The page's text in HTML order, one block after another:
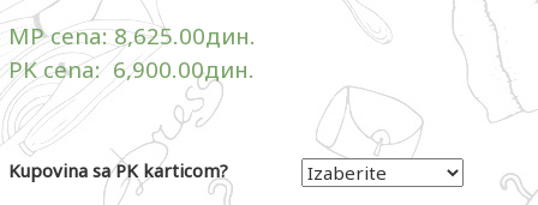
MP cena: 8,625.00дин.
PK cena:6,900.00дин.
Kupovina sa PK karticom?